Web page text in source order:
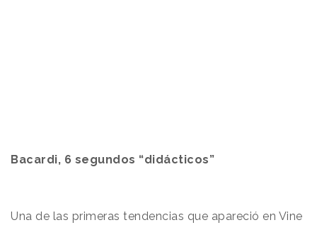
Bacardi, 6 segundos “didácticos”
Una de las primeras tendencias que apareció en Vine